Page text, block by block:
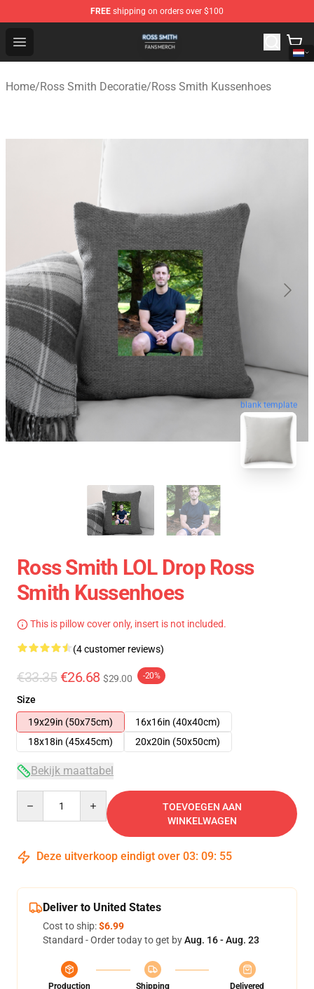
FREE shipping on orders over $100
Open menu
Ross Smith Shop - Official Ross Smith Merchandise
Home/Ross Smith Decoratie/Ross Smith Kussenhoes
blank template
Ross Smith LOL Drop Ross
Smith Kussenhoes
This is pillow cover only, insert is not included.
(4 customer reviews)
€33.35 €26.68 $29.00 -20%
Size
19x29in (50x75cm)
16x16in (40x40cm)
18x18in (45x45cm)
20x20in (50x50cm)
Bekijk maattabel
TOEVOEGEN AAN
WINKELWAGEN
Deze uitverkoop eindigt over 03: 09: 54
Deliver to United States
Cost to ship:$6.99
Standard - Order today to get byAug. 16 - Aug. 23
Production
Shipping
Delivered